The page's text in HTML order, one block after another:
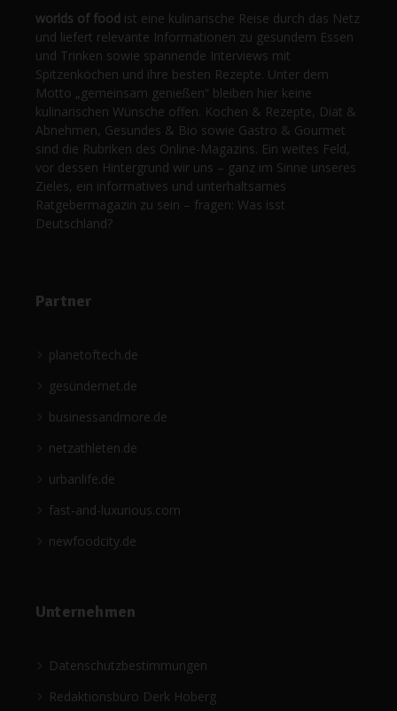
worlds of food ist eine kulinarische Reise durch das Netz
und liefert relevante Informationen zu gesundem Essen
und Trinken sowie spannende Interviews mit
Spitzenköchen und ihre besten Rezepte. Unter dem
Motto „gemeinsam genießen“ bleiben hier keine
kulinarischen Wünsche offen. Kochen & Rezepte, Diät &
Abnehmen, Gesundes & Bio sowie Gastro & Gourmet
sind die Rubriken des Online-Magazins. Ein weites Feld,
vor dessen Hintergrund wir uns – ganz im Sinne unseres
Zieles, ein informatives und unterhaltsames
Ratgebermagazin zu sein – fragen: Was isst
Deutschland?
Partner
planetoftech.de
gesündernet.de
businessandmore.de
netzathleten.de
urbanlife.de
fast-and-luxurious.com
newfoodcity.de
Unternehmen
Datenschutzbestimmungen
Redaktionsbüro Derk Hoberg